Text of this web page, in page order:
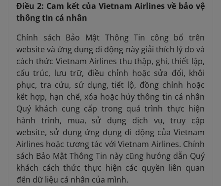
Điều 2: Cam kết của Vietnam Airlines về bảo vệ
thông tin cá nhân
Chính sách Bảo Mật Thông Tin công bố trên
website và ứng dụng di động này giải thích lý do và
cách thức Vietnam Airlines thu thập, ghi, thiết lập,
cấu trúc, lưu trữ, điều chỉnh hoặc sửa đổi, khôi
phục, tra cứu, sử dụng, tiết lộ, đồng chỉnh hoặc
kết hợp, hạn chế, xóa hoặc hủy thông tin cá nhân
Quý khách cung cấp trong quá trình thực hiện
hành trình, mua, sử dụng dịch vụ, truy cập
website, sử dụng ứng dụng di động của Vietnam
Airlines hoặc tương tác với Vietnam Airlines. Chính
sách Bảo Mật Thông Tin này cũng hướng dẫn Quý
khách cách thức thực hiện các quyền liên quan
đến dữ liệu cá nhân của mình.